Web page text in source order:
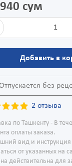
сум
1
Добавить в
без
2 отзыва
по Ташкенту - В
оплаты заказа.
вид и инструкция
от указанных на
действительна для